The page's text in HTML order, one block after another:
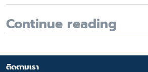
Continue reading
ติดตามเรา